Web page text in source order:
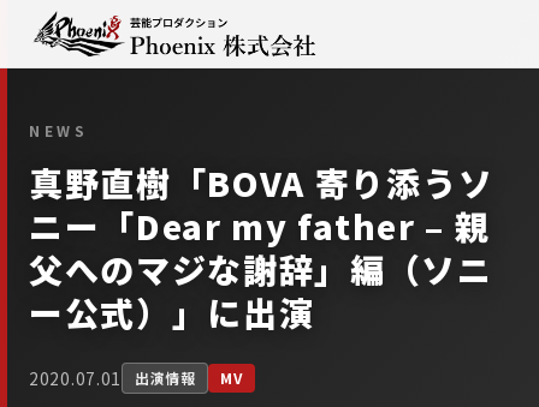
NEWS
真野直樹「BOVA 寄り添うソ
ニー「Dear my father – 親
父へのマジな謝辞」編（ソニ
ー公式）」に出演
2020.07.01 出演情報 MV